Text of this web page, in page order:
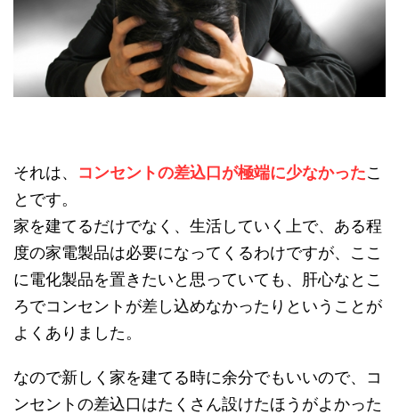
それは、 コンセントの差込口が極端に少なかったこ
とです。
家を建てるだけでなく、生活していく上で、ある程
度の家電製品は必要になってくるわけですが、ここ
に電化製品を置きたいと思っていても、肝心なとこ
ろでコンセントが差し込めなかったりということが
よくありました。
なので新しく家を建てる時に余分でもいいので、コ
ンセントの差込口はたくさん設けたほうがよかった